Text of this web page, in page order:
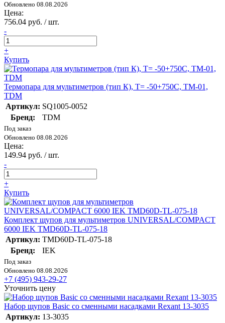
Обновлено 08.08.2026
Цена:
756.04 руб. / шт.
-
+
Купить
Термопара для мультиметров (тип К), T= -50+750C, ТМ-01,
TDM
Артикул: SQ1005-0052
Бренд:
TDM
Под заказ
Обновлено 08.08.2026
Цена:
149.94 руб. / шт.
-
+
Купить
Комплект щупов для мультиметров UNIVERSAL/COMPACT
6000 IEK TMD60D-TL-075-18
Артикул: TMD60D-TL-075-18
Бренд:
IEK
Под заказ
Обновлено 08.08.2026
+7 (495) 943-29-27
Уточнить цену
Набор щупов Basic со сменными насадками Rexant 13-3035
Артикул: 13-3035